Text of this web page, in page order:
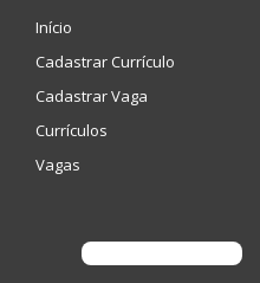
Início
Cadastrar Currículo
Cadastrar Vaga
Currículos
Vagas